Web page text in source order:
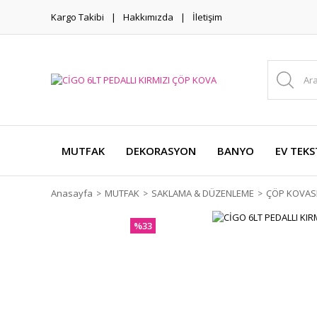
Kargo Takibi Hakkımızda İletişim
MUTFAK DEKORASYON BANYO EV
Anasayfa MUTFAK SAKLAMA & DÜZENLEME ÇÖP KOVASI
%33